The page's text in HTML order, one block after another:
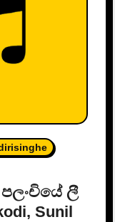
පලංචියේ ලී
Sunil